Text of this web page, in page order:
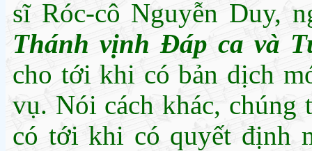
sĩ Róc-cô Nguyễn Duy,
Thánh vịnh Đáp ca và
cho tới khi có bản dịch
vụ. Nói cách khác, chúng
có tới khi có quyết định